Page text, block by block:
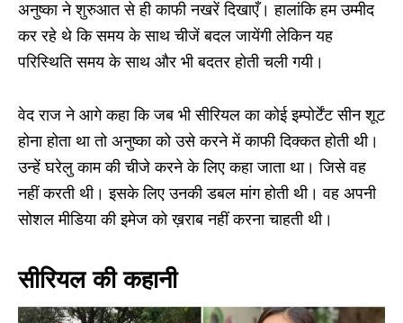
अनुष्का ने शुरुआत से ही काफी नखरें दिखाएँ। हालांकि हम उम्मीद
कर रहे थे कि समय के साथ चीजें बदल जायेंगी लेकिन यह
परिस्थिति समय के साथ और भी बदतर होती चली गयी।
वेद राज ने आगे कहा कि जब भी सीरियल का कोई इम्पोर्टेंट सीन शूट
होना होता था तो अनुष्का को उसे करने में काफी दिक्कत होती थी।
उन्हें घरेलु काम की चीजे करने के लिए कहा जाता था। जिसे वह
नहीं करती थी। इसके लिए उनकी डबल मांग होती थी। वह अपनी
सोशल मीडिया की इमेज को ख़राब नहीं करना चाहती थी।
सीरियल की कहानी